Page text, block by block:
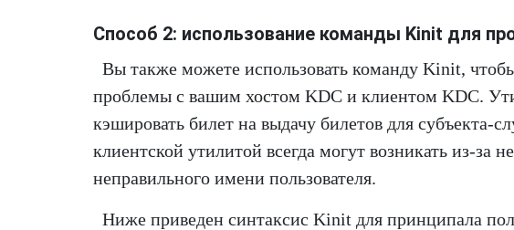
Способ 2: использование команды Kinit для
Вы также можете использовать команду Kinit,
проблемы с вашим хостом KDC и клиентом KDC.
кэшировать билет на выдачу билетов для субъекта-
клиентской утилитой всегда могут возникать из-за
неправильного имени пользователя.
Ниже приведен синтаксис Kinit для принципала